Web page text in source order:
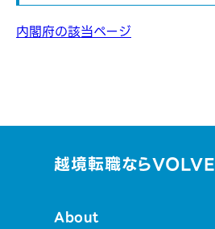
内閣府の該当ページ
越境転職ならVOLVE
About